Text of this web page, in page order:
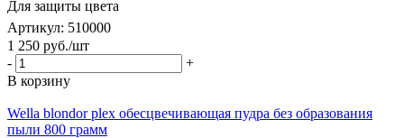
Для защиты цвета
Артикул: 510000
1 250 руб./шт
-
+
В корзину
Wella blondor plex обесцвечивающая пудра без образования
пыли 800 грамм